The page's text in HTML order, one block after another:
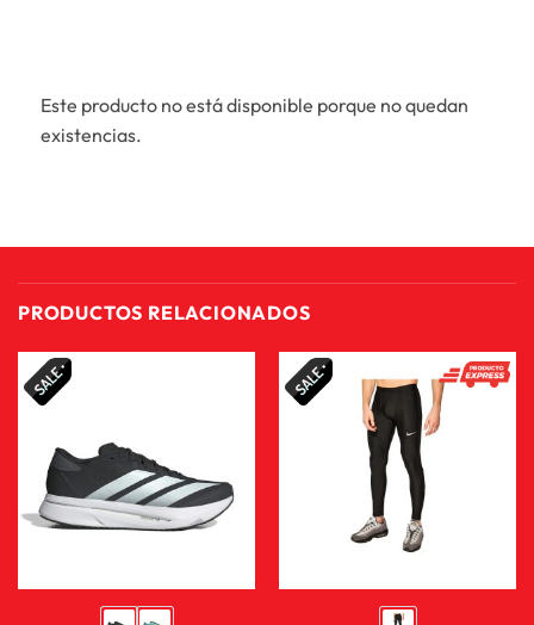
Este producto no está disponible porque no quedan
existencias.
PRODUCTOS RELACIONADOS